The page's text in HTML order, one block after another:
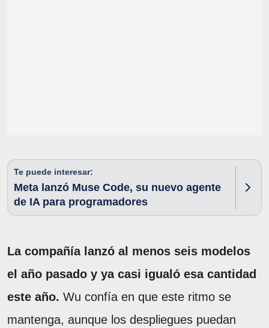
Te puede interesar:
Meta lanzó Muse Code, su nuevo agente
de IA para programadores
La compañía lanzó al menos seis modelos
el año pasado y ya casi igualó esa cantidad
este año. Wu confía en que este ritmo se
mantenga, aunque los despliegues puedan